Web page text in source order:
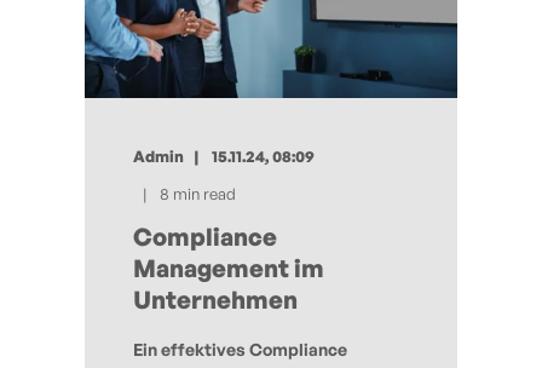
Admin
15.11.24, 08:09
8 min read
Compliance
Management im
Unternehmen
Ein effektives Compliance